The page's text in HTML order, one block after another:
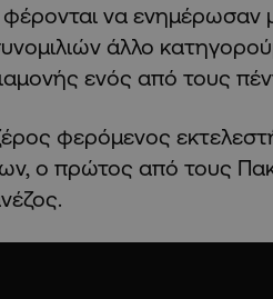
να ενημέρωσαν
άλλο
ενός από τους
φερόμενος
ο πρώτος από τους